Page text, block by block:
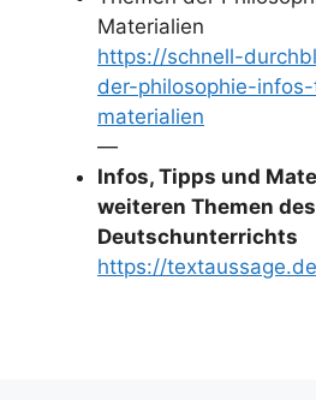
Materialien
https://schnell-
der-philosophie-
materialien
—
Infos, Tipps und
weiteren Themen des
Deutschunterrichts
https://